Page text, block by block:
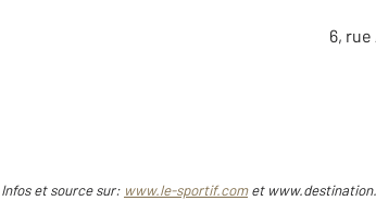
6,
Infos et source sur: www.le-sportif.comet